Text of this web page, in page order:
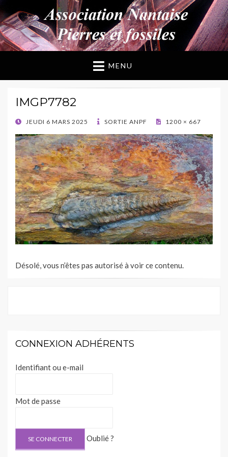
ANPF
Association Nantaise Pierres et Fossiles
MENU
IMGP7782
POSTED
JEUDI 6 MARS 2025 SORTIE ANPF 1200 × 667
Désolé, vous n’êtes pas autorisé à voir ce contenu.
CONNEXION ADHÉRENTS
Identifiant ou e-mail
Mot de passe
Oublié ?